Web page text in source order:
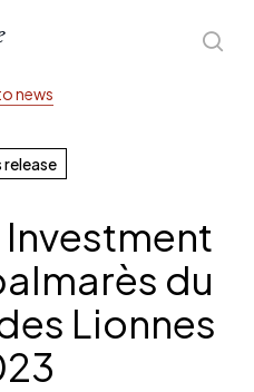
news
release
du
Lionnes